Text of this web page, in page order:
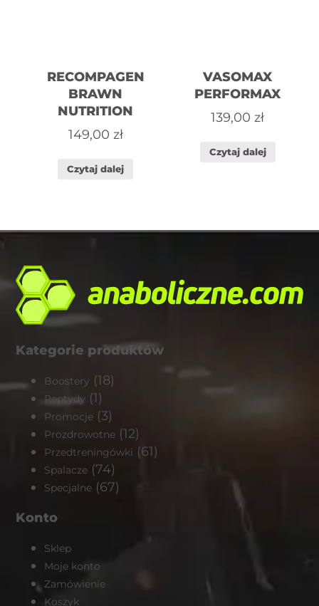
RECOMPAGEN
BRAWN
NUTRITION
149,00 zł
Czytaj dalej
VASOMAX
PERFORMAX
139,00zł
Czytaj dalej
Kategorie produktów
Boostery (18)
Peptydy (1)
Promocje (3)
Prozdrowotne (12)
Przedtreningówki (61)
Spalacze (74)
Specjalne (67)
Konto
Sklep
Moje konto
Zamówienie
Koszyk